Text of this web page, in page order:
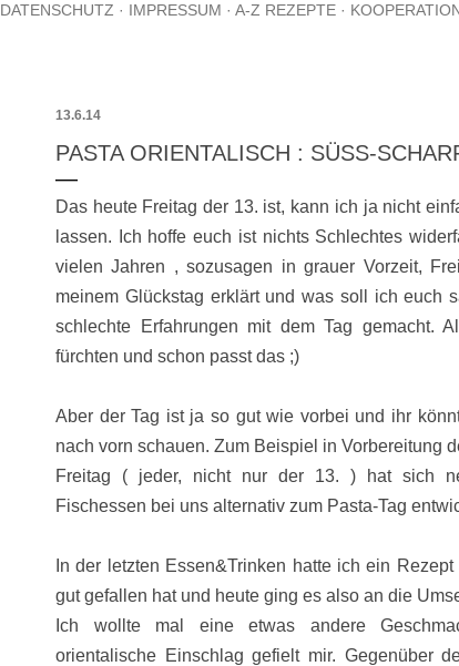
DATENSCHUTZ IMPRESSUM A-Z REZEPTE
13.6.14
PASTA ORIENTALISCH : SÜSS-
Das heute Freitag der 13. ist, kann ich ja nicht
lassen. Ich hoffe euch ist nichts Schlechtes
vielen Jahren , sozusagen in grauer Vorzeit,
meinem Glückstag erklärt und was soll ich euch
schlechte Erfahrungen mit dem Tag gemacht.
fürchten und schon passt das ;)
Aber der Tag ist ja so gut wie vorbei und ihr
nach vorn schauen. Zum Beispiel in Vorbereitung
Freitag ( jeder, nicht nur der 13. ) hat sich
Fischessen bei uns alternativ zum Pasta-Tag
In der letzten Essen&Trinken hatte ich ein
gut gefallen hat und heute ging es also an die
Ich wollte mal eine etwas andere
orientalische Einschlag gefielt mir. Gegenüber